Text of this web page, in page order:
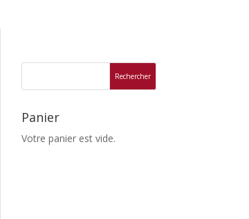
Panier
Votre panier est vide.